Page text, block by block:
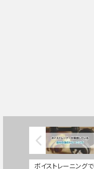
ボイストレーニング